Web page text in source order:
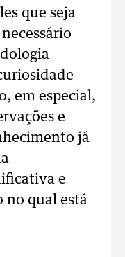
que seja
em especial,
e
já
e
no qual está